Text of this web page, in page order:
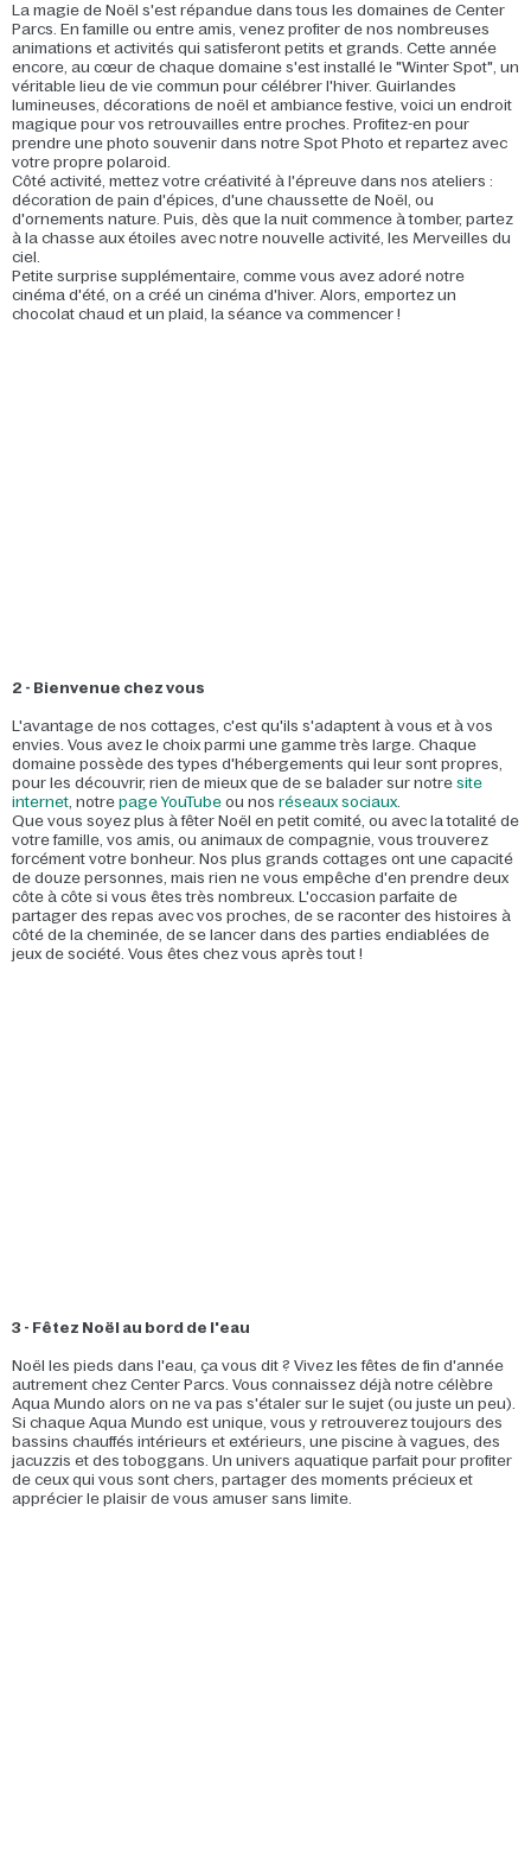
La magie de Noël s'est répandue dans tous les domaines de Center
Parcs. En famille ou entre amis, venez profiter de nos nombreuses
animations et activités qui satisferont petits et grands. Cette année
encore, au cœur de chaque domaine s'est installé le "Winter Spot", un
véritable lieu de vie commun pour célébrer l'hiver. Guirlandes
lumineuses, décorations de noël et ambiance festive, voici un endroit
magique pour vos retrouvailles entre proches. Profitez-en pour
prendre une photo souvenir dans notre Spot Photo et repartez avec
votre propre polaroid.
Côté activité, mettez votre créativité à l'épreuve dans nos ateliers :
décoration de pain d'épices, d'une chaussette de Noël, ou
d'ornements nature. Puis, dès que la nuit commence à tomber, partez
à la chasse aux étoiles avec notre nouvelle activité, les Merveilles du
ciel.
Petite surprise supplémentaire, comme vous avez adoré notre
cinéma d'été, on a créé un cinéma d'hiver. Alors, emportez un
chocolat chaud et un plaid, la séance va commencer !
2 - Bienvenue chez vous
L'avantage de nos cottages, c'est qu'ils s'adaptent à vous et à vos
envies. Vous avez le choix parmi une gamme très large. Chaque
domaine possède des types d'hébergements qui leur sont propres,
pour les découvrir, rien de mieux que de se balader sur notre site
internet, notre page YouTube ou nos réseaux sociaux.
Que vous soyez plus à fêter Noël en petit comité, ou avec la totalité de
votre famille, vos amis, ou animaux de compagnie, vous trouverez
forcément votre bonheur. Nos plus grands cottages ont une capacité
de douze personnes, mais rien ne vous empêche d'en prendre deux
côte à côte si vous êtes très nombreux. L'occasion parfaite de
partager des repas avec vos proches, de se raconter des histoires à
côté de la cheminée, de se lancer dans des parties endiablées de
jeux de société. Vous êtes chez vous après tout !
3 - Fêtez Noël au bord de l'eau
Noël les pieds dans l'eau, ça vous dit ? Vivez les fêtes de fin d'année
autrement chez Center Parcs. Vous connaissez déjà notre célèbre
Aqua Mundo alors on ne va pas s'étaler sur le sujet (ou juste un peu).
Si chaque Aqua Mundo est unique, vous y retrouverez toujours des
bassins chauffés intérieurs et extérieurs, une piscine à vagues, des
jacuzzis et des toboggans. Un univers aquatique parfait pour profiter
de ceux qui vous sont chers, partager des moments précieux et
apprécier le plaisir de vous amuser sans limite.